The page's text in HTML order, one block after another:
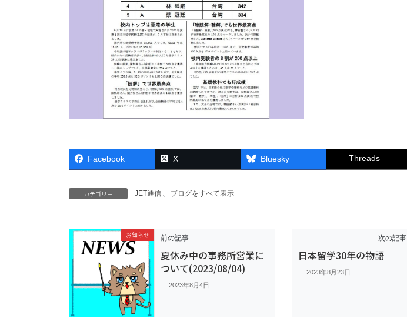
Facebook X Bluesky Threads
カテゴリー JET通信 、 ブログをすべて表示
お知らせ 前の記事
夏休み中の事務所営業に
ついて(2023/08/04)
2023年8月4日
次の記事
日本留学30年の物語
2023年8月23日